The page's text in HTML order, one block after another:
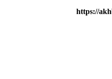
https://